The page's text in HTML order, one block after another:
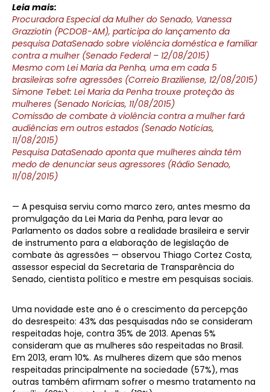
Leia mais:
Procuradora Especial da Mulher do Senado, Vanessa
Grazziotin (PCDOB-AM), participa do lançamento da
pesquisa DataSenado sobre violência doméstica e familiar
contra a mulher (Senado Federal – 12/08/2015)
Mesmo com Lei Maria da Penha, uma em cada 5
brasileiras sofre agressões (Correio Braziliense, 12/08/2015)
Simone Tebet: Lei Maria da Penha trouxe proteção às
mulheres (Senado Norícias, 11/08/2015)
Comissão de combate à violência contra a mulher fará
audiências em outros estados (Senado Notícias,
11/08/2015)
Pesquisa DataSenado aponta que mulheres ainda têm
medo de denunciar seus agressores (Rádio Senado,
11/08/2015)
— A pesquisa serviu como marco zero, antes mesmo da
promulgação da Lei Maria da Penha, para levar ao
Parlamento os dados sobre a realidade brasileira e servir
de instrumento para a elaboração de legislação de
combate às agressões — observou Thiago Cortez Costa,
assessor especial da Secretaria de Transparência do
Senado, cientista político e mestre em pesquisas sociais.
Uma novidade este ano é o crescimento da percepção
do desrespeito: 43% das pesquisadas não se consideram
respeitadas hoje, contra 35% de 2013. Apenas 5%
consideram que as mulheres são respeitadas no Brasil.
Em 2013, eram 10%. As mulheres dizem que são menos
respeitadas principalmente na sociedade (57%), mas
outras também afirmam sofrer o mesmo tratamento na